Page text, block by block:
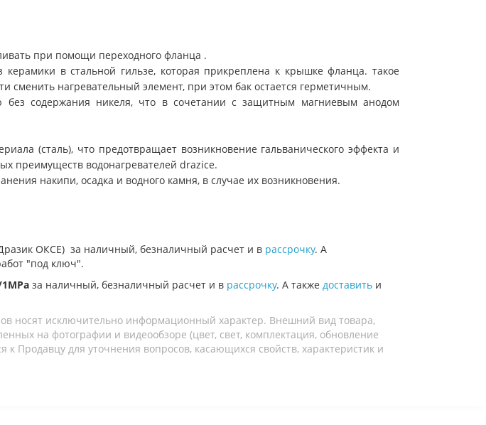
при помощи переходного фланца .
в стальной гильзе, которая прикреплена к крышке фланца. такое
сменить нагревательный элемент, при этом бак остается герметичным.
без содержания никеля, что в сочетании с защитным магниевым анодом
(сталь), что предотвращает возникновение гальванического эффекта и
преимуществ водонагревателей drazice.
накипи, осадка и водного камня, в случае их возникновения.
ОКСЕ) за наличный, безналичный расчет и в рассрочку. А
"под ключ".
за наличный, безналичный расчет и в рассрочку. А также доставить и
носят исключительно информационный характер. Внешний вид товара,
на фотографии и видеообзоре (цвет, свет, комплектация, обновление
Продавцу для уточнения вопросов, касающихся свойств, характеристик и